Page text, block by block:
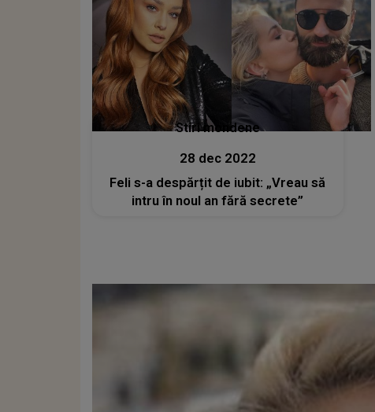
Stiri mondene
28 dec 2022
Feli s-a despărțit de iubit: „Vreau să
intru în noul an fără secrete”